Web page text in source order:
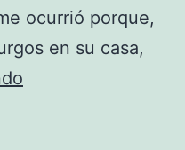
ocurrió porque,
en su casa,